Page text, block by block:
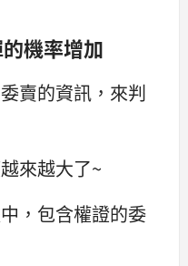
機率增加
賣的資訊，來判
來越大了~
，包含權證的委